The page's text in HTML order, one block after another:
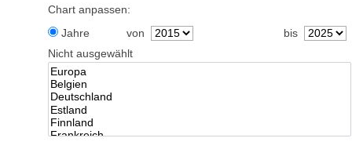
Chart anpassen:
Jahre
von
bis
Nicht ausgewählt